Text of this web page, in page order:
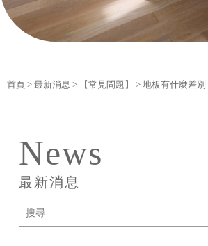
首頁 > 最新消息 > 【常見問題】 > 地板有什麼差別
最新消息
News